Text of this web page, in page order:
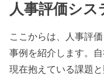
人事評価シ
ここからは、人事評
事例を紹介します。
現在抱えている課題